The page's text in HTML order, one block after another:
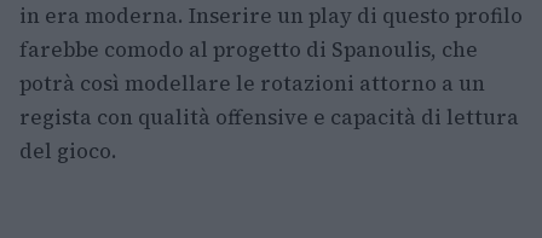
in era moderna. Inserire un play di questo profilo
farebbe comodo al progetto di Spanoulis, che
potrà così modellare le rotazioni attorno a un
regista con qualità offensive e capacità di lettura
del gioco.